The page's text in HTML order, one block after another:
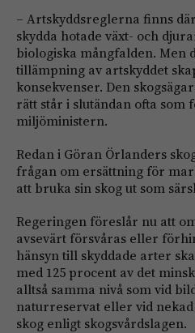
– Artskyddsreglerna finns
skydda hotade växt- och
biologiska mångfalden. Men
tillämpning av artskyddet
konsekvenser. Den
rätt står i slutändan ofta som
miljöministern.
Redan i Göran Örlanders
frågan om ersättning för
att bruka sin skog ut som
Regeringen föreslår nu att
avsevärt försvåras eller
hänsyn till skyddade arter
med 125 procent av det
alltså samma nivå som vid
naturreservat eller vid
skog enligt skogsvårdslagen.